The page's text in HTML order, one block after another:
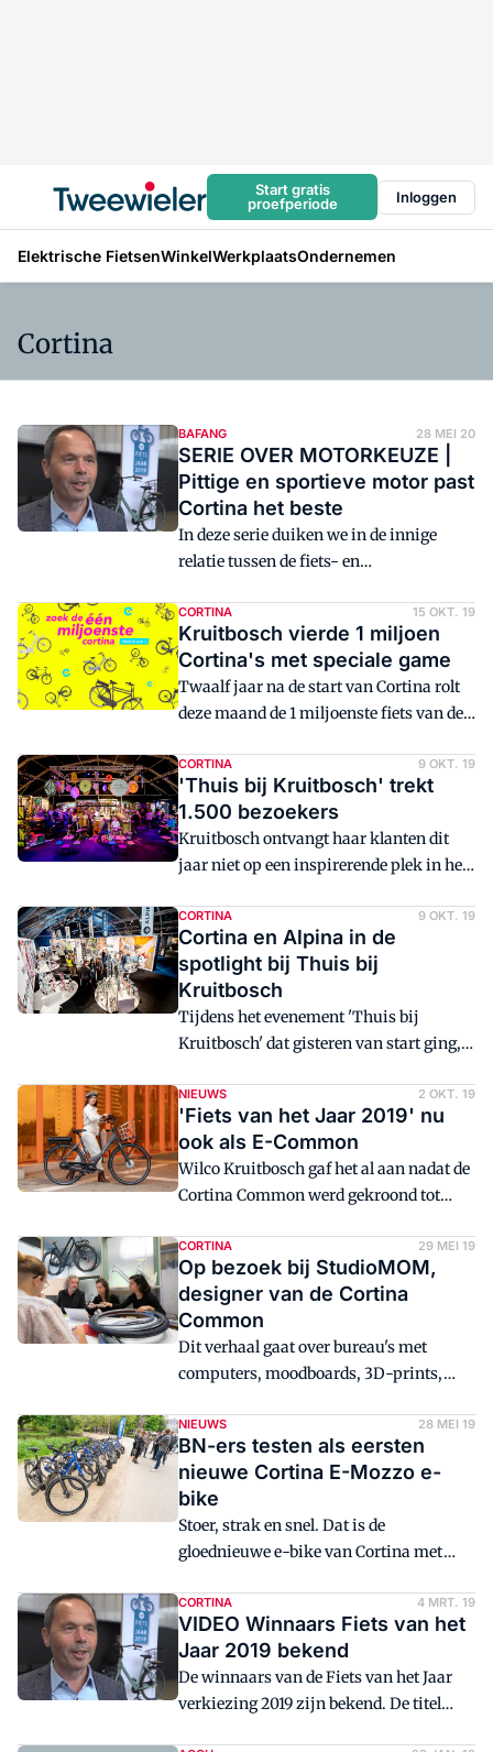
Start gratis
proefperiode
Inloggen
Elektrische FietsenWinkelWerkplaatsOndernemen
Cortina
BAFANG 28 MEI 20
SERIE OVER MOTORKEUZE |
Pittige en sportieve motor past
Cortina het beste
In deze serie duiken we in de innige
relatie tussen de fiets- en
samenwerking eruit? Hoe worden de
wensen van de fietsfabrikant vertaald?
In deze aflevering Cortina die gaat voor
plug & play en eist dat de fabrikant kan
inspelen op de behoefte van de doelgroep
CORTINA 15 OKT. 19
Kruitbosch vierde 1 miljoen
Cortina's met speciale game
Twaalf jaar na de start van Cortina rolt
deze maand de 1 miljoenste fiets van de
mijlpaal voor de fietsfabrikant uit
Zwolle. Consumenten konden het feestje
van Cortina meevieren op woensdag 16
oktober met een knotsgekke 24-uurs
game op Instagram waarbij ze dé
CORTINA 9 OKT. 19
'Thuis bij Kruitbosch' trekt
1.500 bezoekers
Kruitbosch ontvangt haar klanten dit
jaar niet op een inspirerende plek in het
Zwolle. Onder de noemer Thuis bij
Kruitbosch nemen deze en volgende
week liefst 1.500 tweewielerspecialisten
een kijkje achter de schermen van het
familiebedrijf en krijgen ze in een grote
tent de nieuwe collectie gepresenteerd.
familiebedrijf zijn positief over de
gewijzigde opzet.
CORTINA 9 OKT. 19
Cortina en Alpina in de
spotlight bij Thuis bij
Kruitbosch
Tijdens het evenement 'Thuis bij
Kruitbosch' dat gisteren van start ging,
schijnwerpers. In het afgelopen halfjaar
is veel tijd besteed aan de branding van
beide merken en dat is tijdens het
dealerevent dat in en naast de Zwolse
vestiging werd gehouden goed te
sieren de wanden.
NIEUWS 2 OKT. 19
'Fiets van het Jaar 2019' nu
ook als E-Common
Wilco Kruitbosch gaf het al aan nadat de
Cortina Common werd gekroond tot
elektrische variant. Met de Cortina E-
Common is die er nu.
CORTINA 29 MEI 19
Op bezoek bij StudioMOM,
designer van de Cortina
Common
Dit verhaal gaat over bureau's met
computers, moodboards, 3D-prints,
Welkom bij StudioMOM in Arnhem, het
bedrijf van Mars Holwerda, thuis van de
populaire oer-Hollandse 'stadsfiets', de
plek waar de Cortina Common - Fiets
van het Jaar 2019 - werd gevormd.
NIEUWS 28 MEI 19
BN-ers testen als eersten
nieuwe Cortina E-Mozzo e-
bike
Stoer, strak en snel. Dat is de
gloednieuwe e-bike van Cortina met
Mozzo. Een groep stoere, bekende
Nederlandse mannen zoals JayJay Boske
en Thomas Cox testten hem in
Amsterdam.
CORTINA 4 MRT. 19
VIDEO Winnaars Fiets van het
Jaar 2019 bekend
De winnaars van de Fiets van het Jaar
verkiezing 2019 zijn bekend. De titel